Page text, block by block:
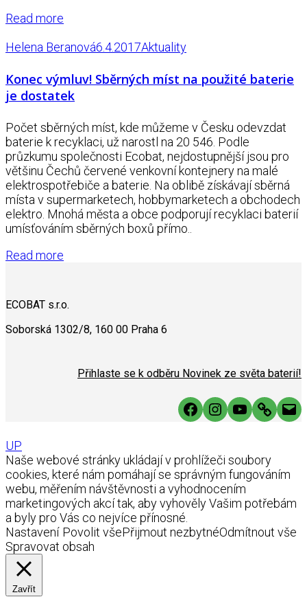
Read more
Helena Beranová6.4.2017Aktuality
Konec výmluv! Sběrných míst na použité baterie
je dostatek
Počet sběrných míst, kde můžeme v Česku odevzdat
baterie k recyklaci, už narostl na 20 546. Podle
průzkumu společnosti Ecobat, nejdostupnější jsou pro
většinu Čechů červené venkovní kontejnery na malé
elektrospotřebiče a baterie. Na oblibě získávají sběrná
místa v supermarketech, hobbymarketech a obchodech
elektro. Mnohá města a obce podporují recyklaci baterií
umísťováním sběrných boxů přímo..
Read more
ECOBAT s.r.o.
Soborská 1302/8, 160 00 Praha 6
Přihlaste se k odběru Novinek ze světa baterií!
Facebook
Instagram
YouTube
Link
UP
Naše webové stránky ukládají v prohlížeči soubory
cookies, které nám pomáhají se správným fungováním
webu, měřením návštěvnosti a vyhodnocením
marketingových akcí tak, aby vyhověly Vašim potřebám
a byly pro Vás co nejvíce přínosné.
Nastavení Povolit všePřijmout nezbytnéOdmítnout vše
Spravovat obsah
Zavřít